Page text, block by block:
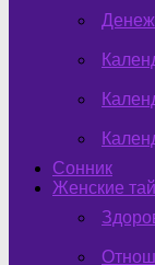
Сонник
Женские